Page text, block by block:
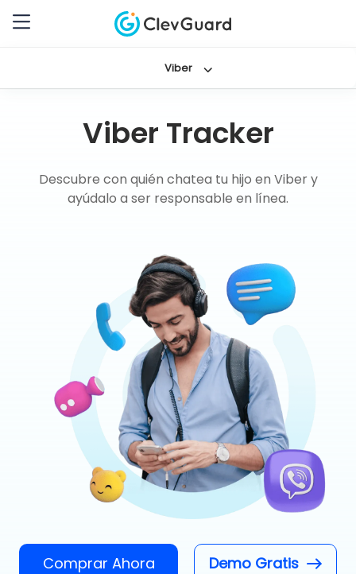
Viber
Viber Tracker
Descubre con quién chatea tu hijo en Viber y
ayúdalo a ser responsable en línea.
Comprar Ahora Demo Gratis